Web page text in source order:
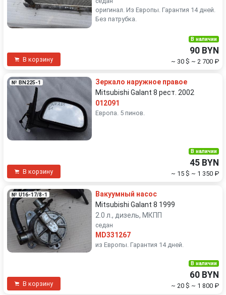
оригинал. Из Европы. Гарантия 14 дней.
Без патрубка.
В корзину
В наличии
90 BYN
~ 30 $ ~ 2 700 ₽
№ BN225-1
Зеркало наружное правое
Mitsubishi Galant 8 рест. 2002
012091
Европа. 5 пинов.
В корзину
В наличии
45 BYN
~ 15 $ ~ 1 350 ₽
№ U16-17/8-1
Вакуумный насос
Mitsubishi Galant 8 1999
2.0 л., дизель, МКПП
седан
MD331267
из Европы. Гарантия 14 дней.
В корзину
В наличии
60 BYN
~ 20 $ ~ 1 800 ₽